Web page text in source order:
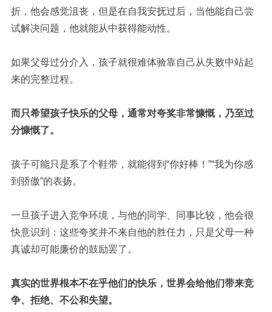
折，他会感觉沮丧，但是在自我安抚过后，当他能自己尝
试解决问题，他就能从中获得能动性。
如果父母过分介入，孩子就很难体验靠自己从失败中站起
来的完整过程。
而只希望孩子快乐的父母，通常对夸奖非常慷慨，乃至过
分慷慨了。
孩子可能只是系了个鞋带，就能得到“你好棒！”“我为你感
到骄傲”的表扬。
一旦孩子进入竞争环境，与他的同学、同事比较，他会很
快意识到：这些夸奖并不来自他的胜任力，只是父母一种
真诚却可能廉价的鼓励罢了。
真实的世界根本不在乎他们的快乐，世界会给他们带来竞
争、拒绝、不公和失望。